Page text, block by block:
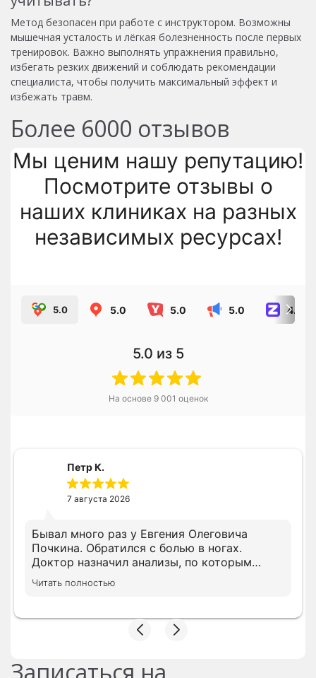
Метод безопасен при работе с инструктором. Возможны
мышечная усталость и лёгкая болезненность после первых
тренировок. Важно выполнять упражнения правильно,
избегать резких движений и соблюдать рекомендации
специалиста, чтобы получить максимальный эффект и
избежать травм.
Более 6000 отзывов
Мы ценим нашу репутацию!
Посмотрите отзывы о
наших клиниках на разных
независимых ресурсах!
5.0 5.0 5.0 5.0 4.8
5.0 из 5
На основе 9 001 оценок
Петр К.
7 августа 2026
Бывал много раз у Евгения Олеговича
Почкина. Обратился с болью в ногах.
Доктор назначил анализы, по которым
доктор установил правильный диагноз. По
результатам результатов назначил курс
помогли.
Читать полностью